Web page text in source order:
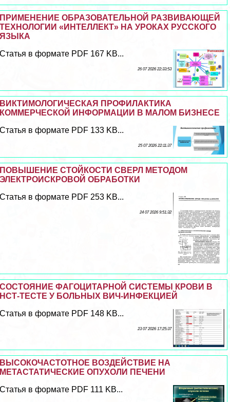
ПРИМЕНЕНИЕ ОБРАЗОВАТЕЛЬНОЙ РАЗВИВАЮЩЕЙ
ТЕХНОЛОГИИ «ИНТЕЛЛЕКТ» НА УРОКАХ РУССКОГО
ЯЗЫКА
Статья в формате PDF 167 KB...
26 07 2026 22:33:53
ВИКТИМОЛОГИЧЕСКАЯ ПРОФИЛАКТИКА
КОММЕРЧЕСКОЙ ИНФОРМАЦИИ В МАЛОМ БИЗНЕСЕ
Статья в формате PDF 133 KB...
25 07 2026 22:11:37
ПОВЫШЕНИЕ СТОЙКОСТИ СВЕРЛ МЕТОДОМ
ЭЛЕКТРОИСКРОВОЙ ОБРАБОТКИ
Статья в формате PDF 253 KB...
24 07 2026 9:51:32
СОСТОЯНИЕ ФАГОЦИТАРНОЙ СИСТЕМЫ КРОВИ В
НСТ-ТЕСТЕ У БОЛЬНЫХ ВИЧ-ИНФЕКЦИЕЙ
Статья в формате PDF 148 KB...
23 07 2026 17:25:37
ВЫСОКОЧАСТОТНОЕ ВОЗДЕЙСТВИЕ НА
МЕТАСТАТИЧЕСКИЕ ОПУХОЛИ ПЕЧЕНИ
Статья в формате PDF 111 KB...